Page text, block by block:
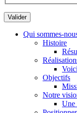
Qui sommes-
Histoire
Objectifs
Notre
Une